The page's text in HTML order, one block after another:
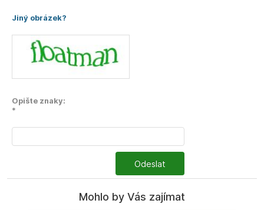
Jiný obrázek?
Opište znaky:
*
Odeslat
Mohlo by Vás zajímat